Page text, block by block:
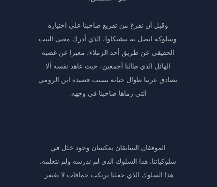
وقبل أن نفرغ من تقريع صاحبنا على اختياره
وسلوكه اتصل به نيشيكاوا، الذي أدرك معنى البيت
الحقيقي عن طريق أحد الزملاء، معبرا عن غضبه
الهائل الذي طالنا أجمعين، حيث عاهد نفسه ألا
يصادق عربيا طوال حياته بسبب قصيدة ابن الرومي
التي رماها صاحبنا في وجهه.
الموقفان السابقان يعكسان وجود خلل في
سلوكياتنا. هذا السلوك الذي لم ندرسه ولم نتعلمه.
هذا السلوك الذي جعلنا نرتكب حماقات لا تغتفر.